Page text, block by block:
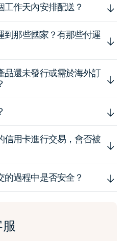
作天內安排配送？
到那些國家？有那些付運
品還未發行或需於海外訂
信用卡進行交易，會否被
過程中是否安全？